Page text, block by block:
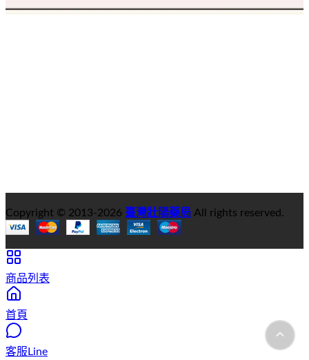
Copyright © 2013-2026 臺灣壯陽藥局 All rights reserved.
商品列表
首頁
客服Line